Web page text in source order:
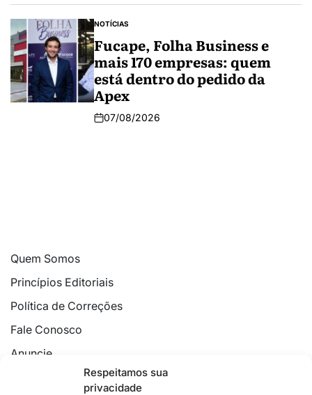
Respeitamos sua
privacidade
NOTÍCIAS
Fucape, Folha Business e
mais 170 empresas: quem
está dentro do pedido da
Apex
07/08/2026
Quem Somos
Princípios Editoriais
Política de Correções
Fale Conosco
Anuncie
Política de Cookies